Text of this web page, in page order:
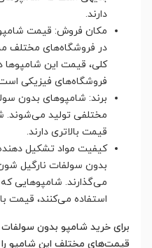
دارند.
مکان فروش: قیمت
در فروشگاه‌های مختلف
کلی، قیمت این شامپوها
فروشگاه‌های فیزیکی
برند: شامپوهای بدون
مختلفی تولید می‌شوند.
قیمت بالاتری دارند.
کیفیت مواد تشکیل
بدون سولفات نارگیل
می‌گذارند. شامپوهایی
استفاده می‌کنند، قیمت
برای خرید شامپو بدون
قیمت‌های مختلف این شامپو